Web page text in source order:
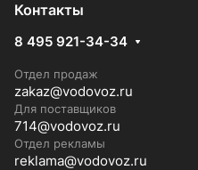
Контакты
8 495 921-34-34
Отдел продаж
zakaz@vodovoz.ru
Для поставщиков
714@vodovoz.ru
Отдел рекламы
reklama@vodovoz.ru